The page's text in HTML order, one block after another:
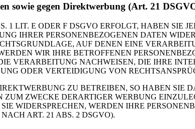
sowie gegen Direktwerbung (Art. 21
LIT. E ODER F DSGVO ERFOLGT, HABEN SIE
IHRER PERSONENBEZOGENEN DATEN
AUF DENEN EINE
WIR IHRE BETROFFENEN
VERARBEITUNG NACHWEISEN, DIE IHRE
ODER VERTEIDIGUNG VON
ZU BETREIBEN, SO HABEN SIE
ZWECKE DERARTIGER WERBUNG
WIDERSPRECHEN, WERDEN IHRE
ART. 21 ABS. 2 DSGVO).